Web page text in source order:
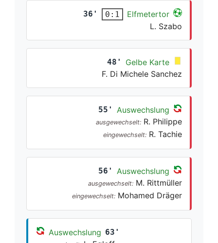
36' 0:1
Elfmetertor
L. Szabo
48'
Gelbe Karte
F. Di Michele Sanchez
55' Auswechslung
ausgewechselt: R. Philippe
eingewechselt: R. Tachie
56' Auswechslung
ausgewechselt: M. Rittmüller
eingewechselt: Mohamed Dräger
Auswechslung 63'